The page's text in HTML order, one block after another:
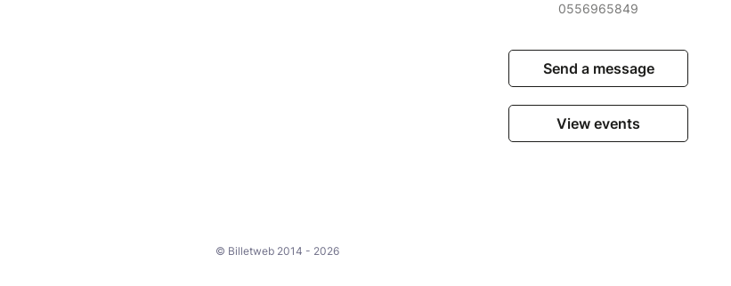
0556965849
Send a message
View events
© Billetweb 2014 - 2026